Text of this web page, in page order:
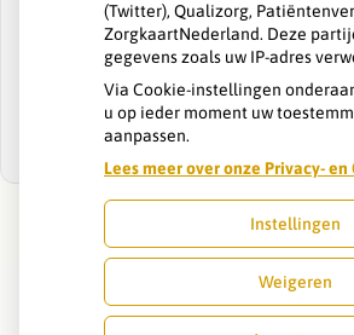
U heeft geen toestemming
externe inhoud die nodig is
zien.
Cookie-instellingen
(Twitter), Qualizorg,
ZorgkaartNederland. Deze
gegevens zoals uw IP-adres
Via Cookie-instellingen
u op ieder moment uw
aanpassen.
Lees meer over onze Privacy-
Instellingen
Weigeren